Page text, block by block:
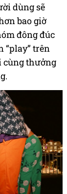
dùng sẽ
bao giờ
đông đúc
“play” trên
cùng thưởng